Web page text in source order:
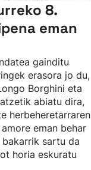
8.
eman
gainditu
erasora jo du,
Borghini eta
abiatu dira,
herbeheretarraren
eman behar
sartu da
horia eskuratu